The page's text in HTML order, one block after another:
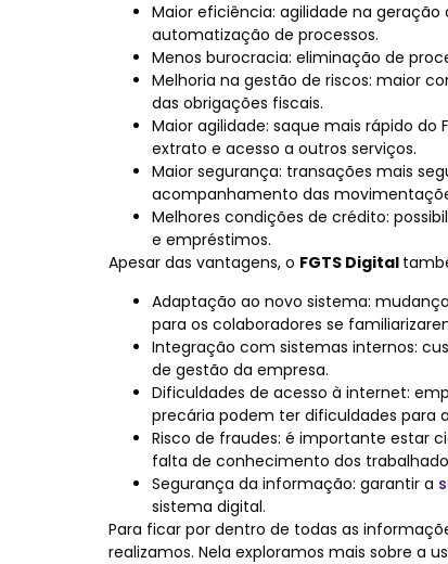
Maior eficiência: agilidade na
automatização de processos.
Menos burocracia: eliminação de
Melhoria na gestão de riscos: maior
das obrigações fiscais.
Maior agilidade: saque mais rápido do
extrato e acesso a outros serviços.
Maior segurança: transações mais
acompanhamento das
Melhores condições de crédito:
e empréstimos.
Apesar das vantagens, o FGTS Digital
Adaptação ao novo sistema:
para os colaboradores se
Integração com sistemas internos:
de gestão da empresa.
Dificuldades de acesso à internet:
precária podem ter dificuldades para
Risco de fraudes: é importante estar
falta de conhecimento dos
Segurança da informação: garantir a
sistema digital.
Para ficar por dentro de todas as
realizamos. Nela exploramos mais sobre a